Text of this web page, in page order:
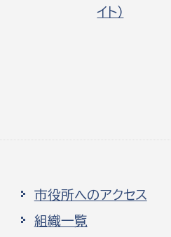
イト）
市役所へのアクセス
組織一覧